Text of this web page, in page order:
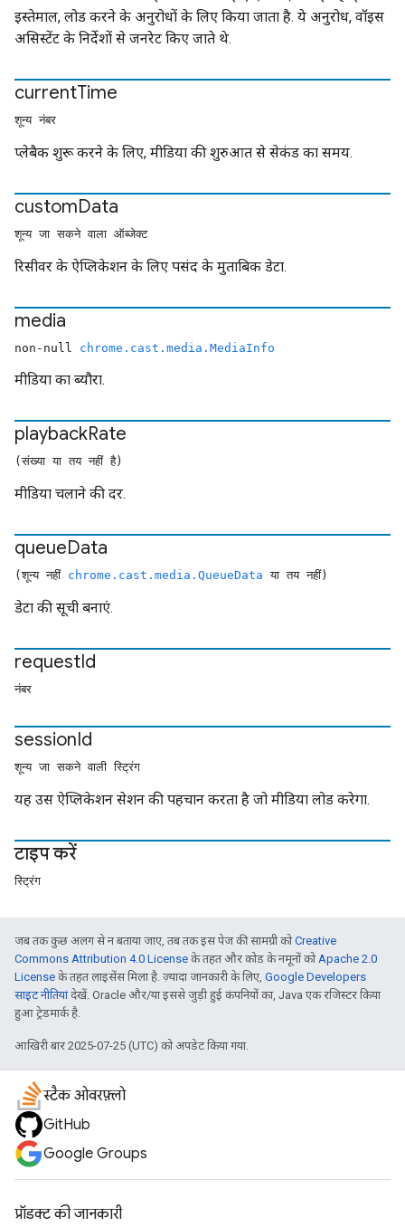
इस्तेमाल, लोड करने के अनुरोधों के लिए किया जाता है. ये अनुरोध, वॉइस
असिस्टेंट के निर्देशों से जनरेट किए जाते थे.
currentTime
शून्य नंबर
प्लेबैक शुरू करने के लिए, मीडिया की शुरुआत से सेकंड का समय.
customData
शून्य जा सकने वाला ऑब्जेक्ट
रिसीवर के ऐप्लिकेशन के लिए पसंद के मुताबिक डेटा.
media
non-null chrome.cast.media.MediaInfo
मीडिया का ब्यौरा.
playbackRate
(संख्या या तय नहीं है)
मीडिया चलाने की दर.
queueData
(शून्य नहीं chrome.cast.media.QueueData या तय नहीं)
डेटा की सूची बनाएं.
requestId
नंबर
sessionId
शून्य जा सकने वाली स्ट्रिंग
यह उस ऐप्लिकेशन सेशन की पहचान करता है जो मीडिया लोड करेगा.
टाइप करें
स्ट्रिंग
जब तक कुछ अलग से न बताया जाए, तब तक इस पेज की सामग्री कोCreative
Commons Attribution 4.0 License के तहत और कोड के नमूनों कोApache 2.0
License के तहत लाइसेंस मिला है. ज़्यादा जानकारी के लिए, Google Developers
साइट नीतियांदेखें. Oracle और/या इससे जुड़ी हुई कंपनियों का, Java एक रजिस्टर किया
हुआ ट्रेडमार्क है.
आखिरी बार 2025-07-25 (UTC) को अपडेट किया गया.
स्टैक ओवरफ़्लो
GitHub
Google Groups
प्रॉडक्ट की जानकारी